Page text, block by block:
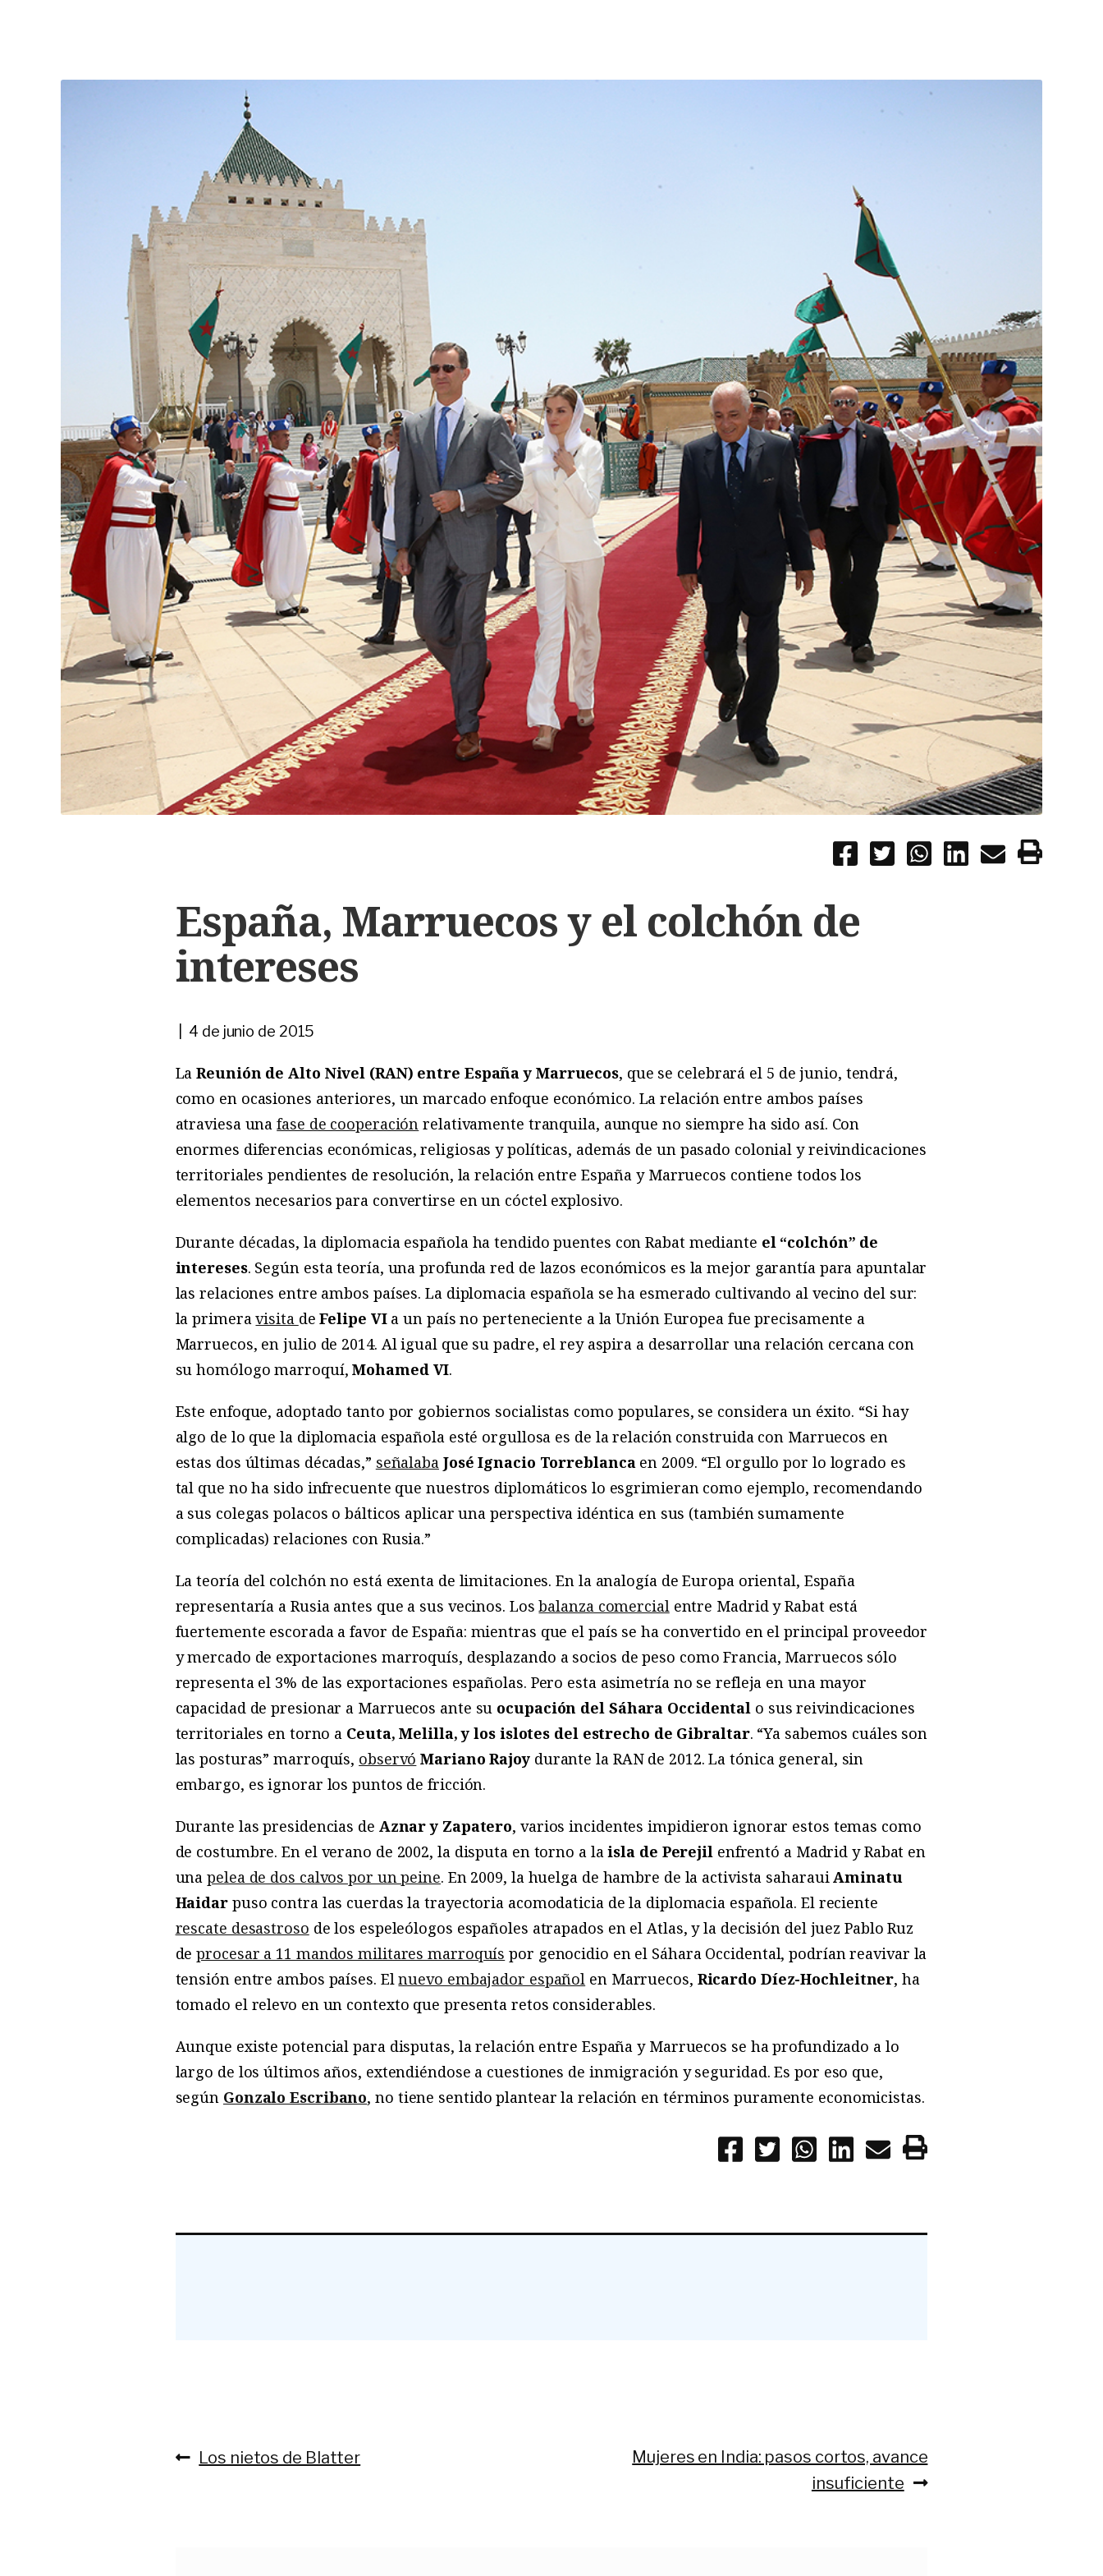
España, Marruecos y el colchón de
intereses
| 4 de junio de 2015
LaReunión de Alto Nivel (RAN) entre España y Marruecos, que se celebrará el 5 de junio, tendrá,
como en ocasiones anteriores, un marcado enfoque económico. La relación entre ambos países
atraviesa unafase de cooperación relativamente tranquila, aunque no siempre ha sido así. Con
enormes diferencias económicas, religiosas y políticas, además de un pasado colonial y reivindicaciones
territoriales pendientes de resolución, la relación entre España y Marruecos contiene todos los
elementos necesarios para convertirse en un cóctel explosivo.
Durante décadas, la diplomacia española ha tendido puentes con Rabat mediante el “colchón” de
intereses. Según esta teoría, una profunda red de lazos económicos es la mejor garantía para apuntalar
las relaciones entre ambos países. La diplomacia española se ha esmerado cultivando al vecino del sur:
la primeravisita deFelipe VI a un país no perteneciente a la Unión Europea fue precisamente a
Marruecos, en julio de 2014. Al igual que su padre, el rey aspira a desarrollar una relación cercana con
su homólogo marroquí,Mohamed VI.
Este enfoque, adoptado tanto por gobiernos socialistas como populares, se considera un éxito. “Si hay
algo de lo que la diplomacia española esté orgullosa es de la relación construida con Marruecos en
estas dos últimas décadas,” señalaba José Ignacio Torreblanca en 2009. “El orgullo por lo logrado es
tal que no ha sido infrecuente que nuestros diplomáticos lo esgrimieran como ejemplo, recomendando
a sus colegas polacos o bálticos aplicar una perspectiva idéntica en sus (también sumamente
complicadas) relaciones con Rusia.”
La teoría del colchón no está exenta de limitaciones. En la analogía de Europa oriental, España
representaría a Rusia antes que a sus vecinos. Losbalanza comercialentre Madrid y Rabat está
fuertemente escorada a favor de España: mientras que el país se ha convertido en el principal proveedor
y mercado de exportaciones marroquís, desplazando a socios de peso como Francia, Marruecos sólo
representa el 3% de las exportaciones españolas. Pero esta asimetría no se refleja en una mayor
capacidad de presionar a Marruecos ante su ocupación del Sáhara Occidental o sus reivindicaciones
territoriales en torno a Ceuta, Melilla, y los islotes del estrecho de Gibraltar. “Ya sabemos cuáles son
las posturas” marroquís, observó Mariano Rajoydurante la RAN de 2012. La tónica general, sin
embargo, es ignorar los puntos de fricción.
Durante las presidencias de Aznar y Zapatero, varios incidentes impidieron ignorar estos temas como
de costumbre. En el verano de 2002, la disputa en torno a laisla de Perejil enfrentó a Madrid y Rabat en
unapelea de dos calvos por un peine. En 2009, la huelga de hambre de la activista saharauiAminatu
Haidarpuso contra las cuerdas la trayectoria acomodaticia de la diplomacia española. El reciente
rescate desastroso de los espeleólogos españoles atrapados en el Atlas, y la decisión del juez Pablo Ruz
deprocesar a 11 mandos militares marroquís por genocidio en el Sáhara Occidental, podrían reavivar la
tensión entre ambos países. Elnuevo embajador español en Marruecos, Ricardo Díez-Hochleitner, ha
tomado el relevo en un contexto que presenta retos considerables.
Aunque existe potencial para disputas, la relación entre España y Marruecos se ha profundizado a lo
largo de los últimos años, extendiéndose a cuestiones de inmigración y seguridad. Es por eso que,
según Gonzalo Escribano, no tiene sentido plantear la relación en términos puramente economicistas.
Navegación
Anterior:
Los nietos de Blatter Siguiente:
Mujeres en India: pasos cortos, avance
insuficiente